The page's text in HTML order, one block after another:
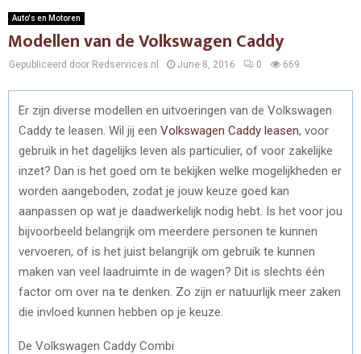
Auto's en Motoren
Modellen van de Volkswagen Caddy
Gepubliceerd door Redservices.nl June 8, 2016 0 669
Er zijn diverse modellen en uitvoeringen van de Volkswagen
Caddy te leasen. Wil jij een Volkswagen Caddy leasen, voor
gebruik in het dagelijks leven als particulier, of voor zakelijke
inzet? Dan is het goed om te bekijken welke mogelijkheden er
worden aangeboden, zodat je jouw keuze goed kan
aanpassen op wat je daadwerkelijk nodig hebt. Is het voor jou
bijvoorbeeld belangrijk om meerdere personen te kunnen
vervoeren, of is het juist belangrijk om gebruik te kunnen
maken van veel laadruimte in de wagen? Dit is slechts één
factor om over na te denken. Zo zijn er natuurlijk meer zaken
die invloed kunnen hebben op je keuze.
De Volkswagen Caddy Combi